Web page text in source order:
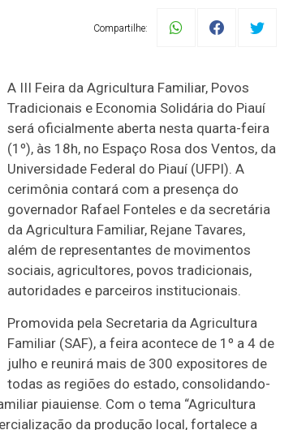
Compartilhe:
A III Feira da Agricultura Familiar, Povos
Tradicionais e Economia Solidária do Piauí
será oficialmente aberta nesta quarta-feira
(1º), às 18h, no Espaço Rosa dos Ventos, da
Universidade Federal do Piauí (UFPI). A
cerimônia contará com a presença do
governador Rafael Fonteles e da secretária
da Agricultura Familiar, Rejane Tavares,
além de representantes de movimentos
sociais, agricultores, povos tradicionais,
autoridades e parceiros institucionais.
Promovida pela Secretaria da Agricultura
Familiar (SAF), a feira acontece de 1º a 4 de
julho e reunirá mais de 300 expositores de
todas as regiões do estado, consolidando-
piauiense. Com o tema “Agricultura
da produção local, fortalece a